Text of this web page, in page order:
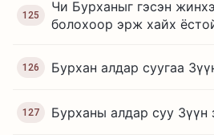
125
Чи Бурханыг гэсэн
болохоор эрж хайх
126 Бурхан алдар суугаа
127 Бурханы алдар суу Зүүн